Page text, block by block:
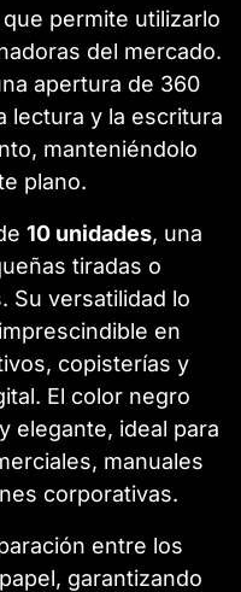
que permite utilizarlo
del mercado.
apertura de 360
lectura y la escritura
manteniéndolo
plano.
10 unidades, una
tiradas o
Su versatilidad lo
en
copisterías y
El color negro
elegante, ideal para
manuales
corporativas.
entre los
garantizando